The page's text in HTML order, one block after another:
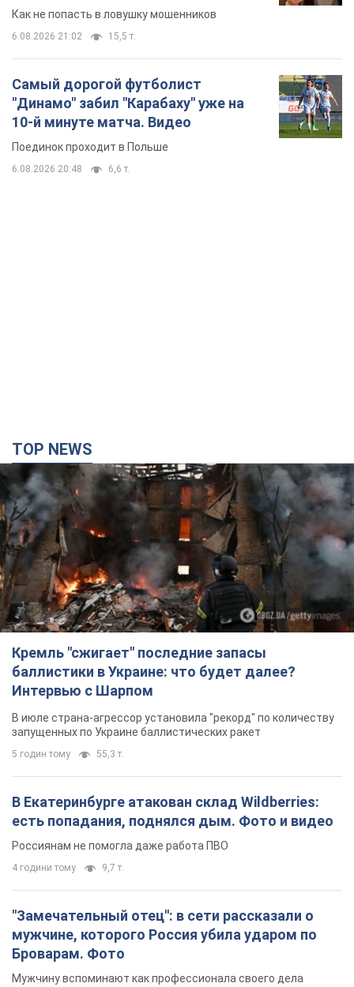
Как не попасть в ловушку мошенников
6.08.2026 21:02 15,5 т.
Самый дорогой футболист
"Динамо" забил "Карабаху" уже на
10-й минуте матча. Видео
Поединок проходит в Польше
6.08.2026 20:48 6,6 т.
TOP NEWS
Кремль "сжигает" последние запасы
баллистики в Украине: что будет далее?
Интервью с Шарпом
В июле страна-агрессор установила "рекорд" по количеству
запущенных по Украине баллистических ракет
5 годин тому 55,3 т.
В Екатеринбурге атакован склад Wildberries:
есть попадания, поднялся дым. Фото и видео
Россиянам не помогла даже работа ПВО
4 години тому 9,7 т.
"Замечательный отец": в сети рассказали о
мужчине, которого Россия убила ударом по
Броварам. Фото
Мужчину вспоминают как профессионала своего дела